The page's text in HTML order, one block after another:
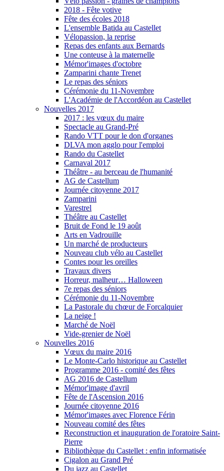
2018 - Fête votive
Fête des écoles 2018
L'ensemble Batida au Castellet
Vélopassion, la reprise
Repas des enfants aux Bernards
Une conteuse à la maternelle
Mémor'images d'octobre
Zamparini chante Trenet
Le repas des séniors
Cérémonie du 11-Novembre
L'Académie de l'Accordéon au Castellet
Nouvelles 2017
2017 : les vœux du maire
Spectacle au Grand-Pré
Rando VTT pour le don d'organes
DLVA mon agglo pour l'emploi
Rando du Castellet
Carnaval 2017
Théâtre - au berceau de l'humanité
AG de Castellum
Journée citoyenne 2017
Zamparini
Varestrel
Théâtre au Castellet
Bruit de Fond le 19 août
Arts en Vadrouille
Un marché de producteurs
Nouveau club vélo au Castellet
Contes pour les oreilles
Travaux divers
Horreur, malheur… Halloween
7e repas des séniors
Cérémonie du 11-Novembre
La Pastorale du chœur de Forcalquier
La neige !
Marché de Noël
Vide-grenier de Noël
Nouvelles 2016
Vœux du maire 2016
Le Monte-Carlo historique au Castellet
Programme 2016 - comité des fêtes
AG 2016 de Castellum
Mémor'image d'avril
Fête de l'Ascension 2016
Journée citoyenne 2016
Mémor'images avec Florence Férin
Nouveau comité des fêtes
Reconstruction et inauguration de l'oratoire Saint-
Pierre
Bibliothèque du Castellet : enfin informatisée
Cigalon au Grand Pré
Du jazz au Castellet